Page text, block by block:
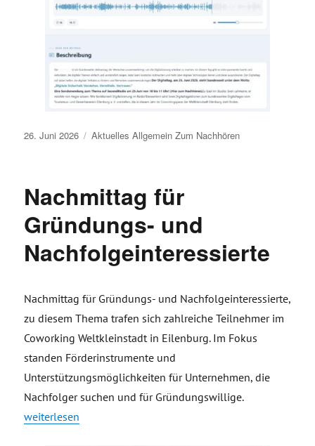
Veröffentlicht
26. Juni 2026 Aktuelles Allgemein Zum Nachhören
Nachmittag für
Gründungs- und
Nachfolgeinteressierte
Nachmittag für Gründungs- und Nachfolgeinteressierte,
zu diesem Thema trafen sich zahlreiche Teilnehmer im
Coworking Weltkleinstadt in Eilenburg. Im Fokus
standen Förderinstrumente und
Unterstützungsmöglichkeiten für Unternehmen, die
Nachfolger suchen und für Gründungswillige.
„Nachmittag für Gründungs- und Nachfolgeinteressierte“
weiterlesen